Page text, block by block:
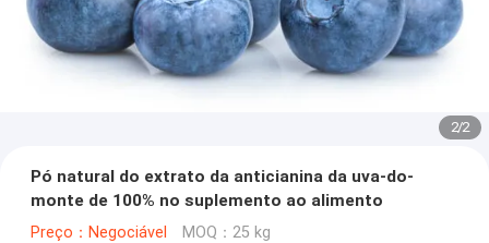
2/2
Pó natural do extrato da anticianina da uva-do-
monte de 100% no suplemento ao alimento
Preço：Negociável MOQ：25 kg